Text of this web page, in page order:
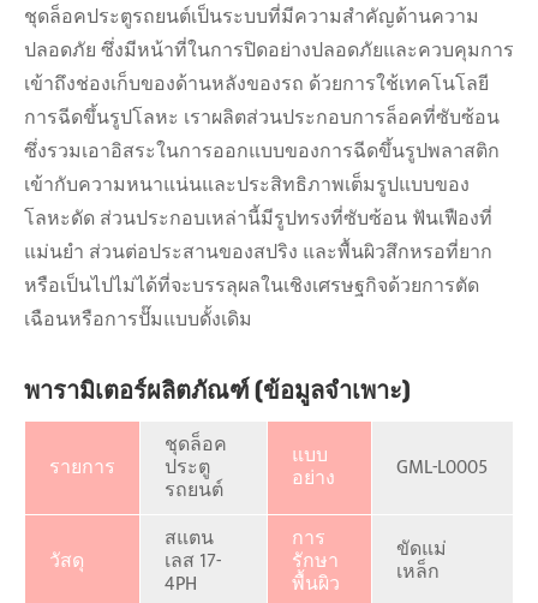
ชุดล็อคประตูรถยนต์เป็นระบบที่มีความสำคัญด้านความ
ปลอดภัย ซึ่งมีหน้าที่ในการปิดอย่างปลอดภัยและควบคุมการ
เข้าถึงช่องเก็บของด้านหลังของรถ ด้วยการใช้เทคโนโลยี
การฉีดขึ้นรูปโลหะ เราผลิตส่วนประกอบการล็อคที่ซับซ้อน
ซึ่งรวมเอาอิสระในการออกแบบของการฉีดขึ้นรูปพลาสติก
เข้ากับความหนาแน่นและประสิทธิภาพเต็มรูปแบบของ
โลหะดัด ส่วนประกอบเหล่านี้มีรูปทรงที่ซับซ้อน ฟันเฟืองที่
แม่นยำ ส่วนต่อประสานของสปริง และพื้นผิวสึกหรอที่ยาก
หรือเป็นไปไม่ได้ที่จะบรรลุผลในเชิงเศรษฐกิจด้วยการตัด
เฉือนหรือการปั๊มแบบดั้งเดิม
พารามิเตอร์ผลิตภัณฑ์ (ข้อมูลจำเพาะ)
รายการ
ชุดล็อค
ประตู
รถยนต์
แบบ
อย่าง GML-L0005
วัสดุ
สแตน
เลส 17-
4PH
การ
รักษา
พื้นผิว
ขัดแม่
เหล็ก